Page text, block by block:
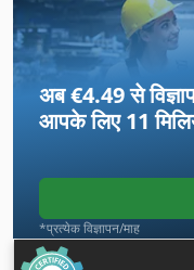
अब €4.49 से
आपके लिए11
*प्रत्येक विज्ञापन/माह